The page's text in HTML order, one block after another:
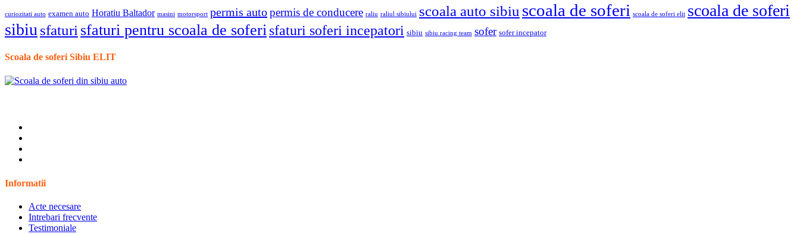
curiozitati auto examen auto Horatiu Baltador masini motorsport permis autopermis de conducere raliu raliul sibiului scoala auto sibiu scoala de soferi scoala de soferi elit scoala de soferi
sibiu sfaturi sfaturi pentru scoala de soferisfaturi soferi incepatori sibiu sibiu racing team sofer sofer incepator
Scoala de soferi Sibiu ELIT
Informatii
Acte necesare
Intrebari frecvente
Testimoniale